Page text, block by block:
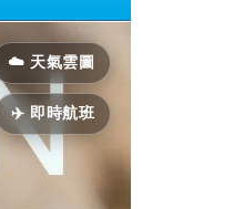
☁️ 天氣雲圖
✈️ 即時航班
Next